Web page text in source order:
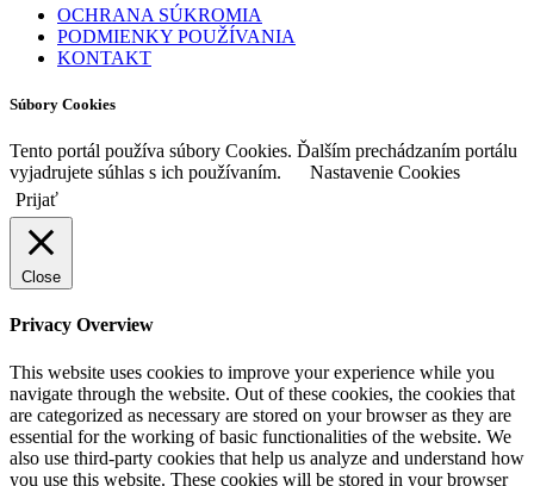
OCHRANA SÚKROMIA
PODMIENKY POUŽÍVANIA
KONTAKT
Súbory Cookies
Tento portál používa súbory Cookies. Ďalším prechádzaním portálu
vyjadrujete súhlas s ich používaním.
Nastavenie Cookies
Prijať
Close
Privacy Overview
This website uses cookies to improve your experience while you
navigate through the website. Out of these cookies, the cookies that
are categorized as necessary are stored on your browser as they are
essential for the working of basic functionalities of the website. We
also use third-party cookies that help us analyze and understand how
you use this website. These cookies will be stored in your browser